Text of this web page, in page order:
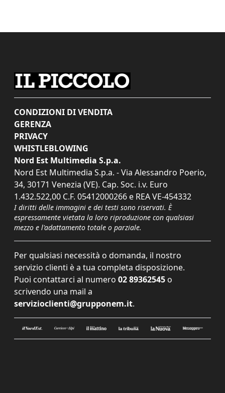
CONDIZIONI DI VENDITA
GERENZA
PRIVACY
WHISTLEBLOWING
Nord Est Multimedia S.p.a.
Nord Est Multimedia S.p.a. - Via Alessandro Poerio,
34, 30171 Venezia (VE). Cap. Soc. i.v. Euro
1.432.522,00 C.F. 05412000266 e REA VE-454332
I diritti delle immagini e dei testi sono riservati. È
espressamente vietata la loro riproduzione con qualsiasi
mezzo e l'adattamento totale o parziale.
Per qualsiasi necessità o domanda, il nostro
servizio clienti è a tua completa disposizione.
Puoi contattarci al numero 02 89362545 o
scrivendo una mail a
servizioclienti@grupponem.it.